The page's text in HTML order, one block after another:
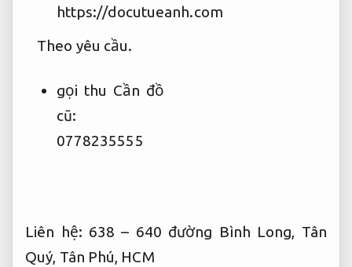
https://docutueanh.com
Theo yêu cầu.
gọi thu Cần đồ
cũ:
0778235555
Liên hệ: 638 – 640 đường Bình Long, Tân
Quý, Tân Phú, HCM